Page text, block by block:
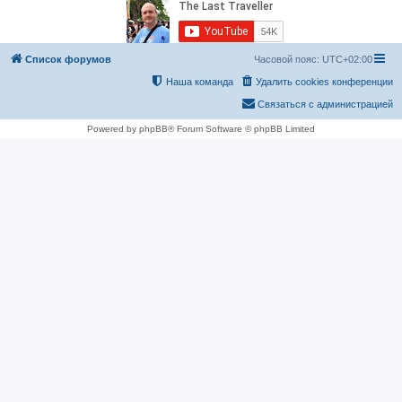
Список форумов Часовой пояс: UTC+02:00
Удалить cookies конференции
Наша команда
Связаться с администрацией
Powered by phpBB® Forum Software © phpBB Limited